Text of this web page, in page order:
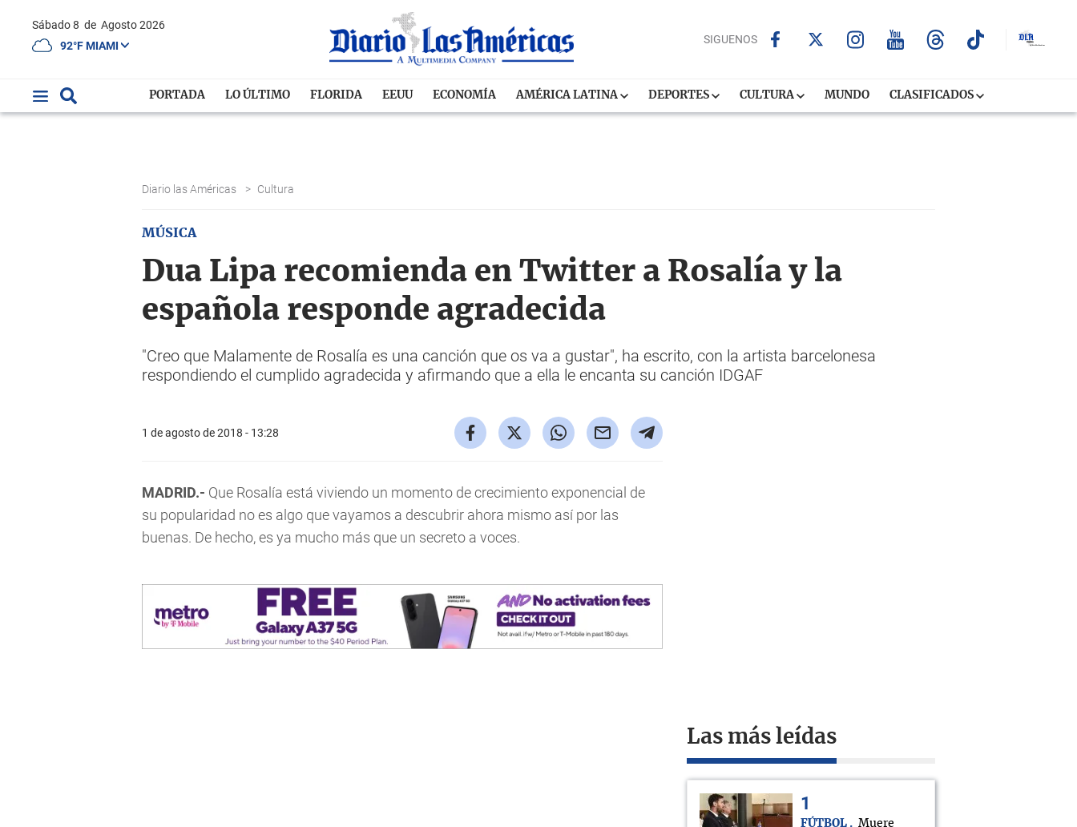
Sábado 8 de Agosto 2026
92°F MIAMI
SIGUENOS
PORTADA LO ÚLTIMO FLORIDA EEUU ECONOMÍA AMÉRICA LATINA DEPORTES CULTURA MUNDO CLASIFICADOS
Diario las Américas > Cultura
MÚSICA
Dua Lipa recomienda en Twitter a Rosalía y la
española responde agradecida
"Creo que Malamente de Rosalía es una canción que os va a gustar", ha escrito, con la artista barcelonesa
respondiendo el cumplido agradecida y afirmando que a ella le encanta su canción IDGAF
1 de agosto de 2018 - 13:28
MADRID.- Que Rosalía está viviendo un momento de crecimiento exponencial de
su popularidad no es algo que vayamos a descubrir ahora mismo así por las
buenas. De hecho, es ya mucho más que un secreto a voces.
Las más leídas
FÚTBOL
Muere